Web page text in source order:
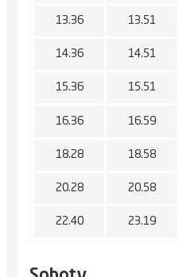
13.36 13.51
14.36 14.51
15.36 15.51
16.36 16.59
18.28 18.58
20.28 20.58
22.40 23.19